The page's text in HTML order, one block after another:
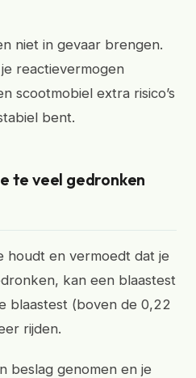
niet in gevaar brengen.
reactievermogen
scootmobiel extra risico’s
bent.
te veel gedronken
houdt en vermoedt dat je
kan een blaastest
blaastest (boven de 0,22
rijden.
beslag genomen en je